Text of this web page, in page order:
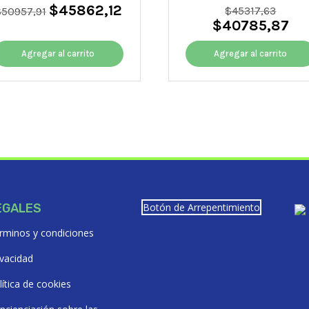
50957,91 El
original
era:
$50957,91.
$45862,12El
es:
Agregar al carrito
$45317,63El
precio
original
era:
$40785,87El
es:
Agregar al carrito
y condiciones
de cookies
Botón de Arrepentimiento